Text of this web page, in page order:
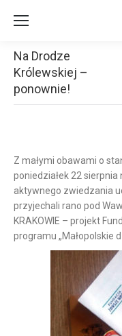
Na Drodze
Królewskiej –
ponownie!
Z małymi obawami o
poniedziałek 22 sierpnia
aktywnego zwiedzania
przyjechali rano pod
KRAKOWIE – projekt
programu „Małopolskie